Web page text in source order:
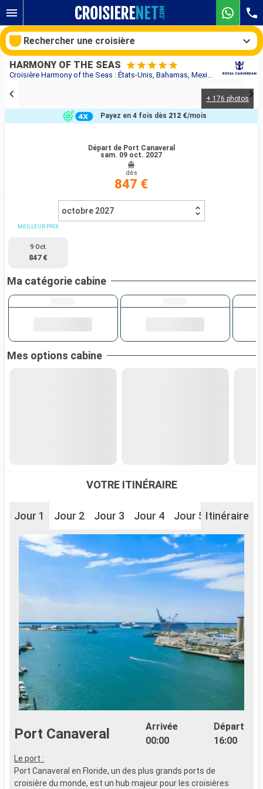
Croisière Harmony of the Seas : États-Unis, Bahamas, Mexique, Honduras au départ de Port Canaveral
HARMONY OF THE SEAS
+ 176 photos
Départ de Port Canaveral
sam. 09 oct. 2027
dès
847 €
Payez en 4 fois dès 212 €/mois
octobre 2027
MEILLEUR PRIX
9 Oct.
847 €
Ma catégorie cabine
Mes options cabine
VOTRE ITINÉRAIRE
Jour 1 Jour 2 Jour 3 Jour 4 Jour 5 Jour 6
Itinéraire
Port Canaveral
Arrivée
00:00
Départ
16:00
Le port :
Port Canaveral en Floride, un des plus grands ports de
croisière du monde, est un hub majeur pour les croisières
Rechercher une croisière
Compagnies
Rechercher